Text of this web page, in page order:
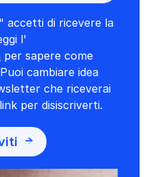
accetti di ricevere la
l'
per sapere come
cambiare idea
che riceverai
per disiscriverti.